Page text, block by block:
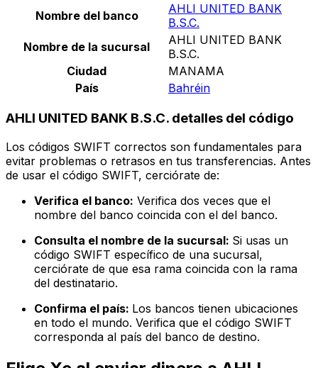
Nombre del banco
AHLI UNITED BANK
B.S.C.
Nombre de la sucursal
AHLI UNITED BANK
B.S.C.
Ciudad
MANAMA
País
Bahréin
AHLI UNITED BANK B.S.C. detalles del código
Los códigos SWIFT correctos son fundamentales para
evitar problemas o retrasos en tus transferencias. Antes
de usar el código SWIFT, cerciórate de:
Verifica el banco: Verifica dos veces que el
nombre del banco coincida con el del banco.
Consulta el nombre de la sucursal: Si usas un
código SWIFT específico de una sucursal,
cerciórate de que esa rama coincida con la rama
del destinatario.
Confirma el país: Los bancos tienen ubicaciones
en todo el mundo. Verifica que el código SWIFT
corresponda al país del banco de destino.